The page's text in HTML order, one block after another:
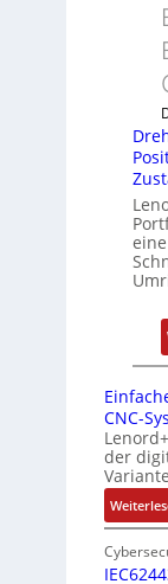
CNC-
der